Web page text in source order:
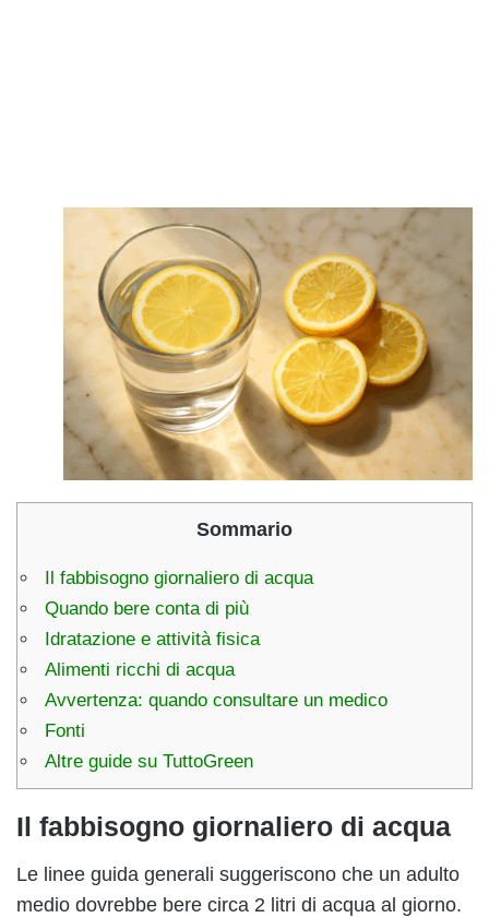
Sommario
Il fabbisogno giornaliero di acqua
Quando bere conta di più
Idratazione e attività fisica
Alimenti ricchi di acqua
Avvertenza: quando consultare un medico
Fonti
Altre guide su TuttoGreen
Il fabbisogno giornaliero di acqua
Le linee guida generali suggeriscono che un adulto
medio dovrebbe bere circa 2 litri di acqua al giorno.